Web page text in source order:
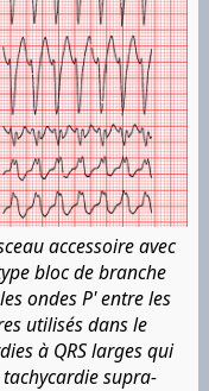
accessoire avec
bloc de branche
ondes P' entre les
utilisés dans le
à QRS larges qui
supra-